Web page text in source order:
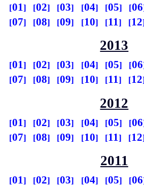
01 02 03 04 05
06
07
08 09 10 11 12
2013
01 02 03 04 05
06
07
08 09 10 11 12
2012
01 02 03 04 05
06
07
08 09 10 11 12
2011
01 02 03 04 05
06